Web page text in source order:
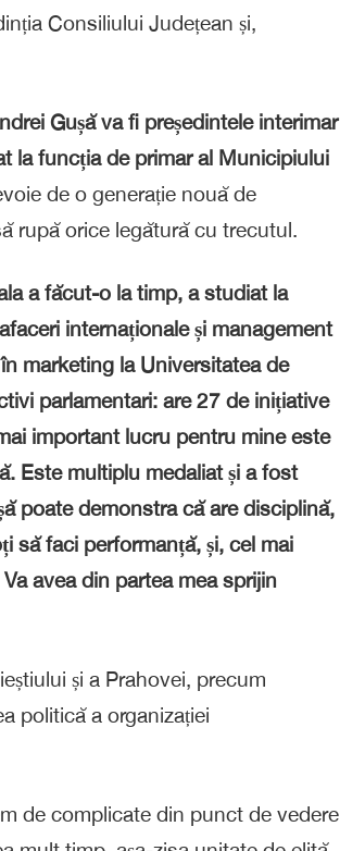
Consiliului Județean și,
Gușă va fi președintele interimar
la funcția de primar al Municipiului
de o generație nouă de
rupă orice legătură cu trecutul.
a făcut-o la timp, a studiat la
internaționale și management
marketing la Universitatea de
parlamentari: are 27 de inițiative
important lucru pentru mine este
Este multiplu medaliat și a fost
poate demonstra că are disciplină,
să faci performanță, și, cel mai
avea din partea mea sprijin
și a Prahovei, precum
politică a organizației
de complicate din punct de vedere